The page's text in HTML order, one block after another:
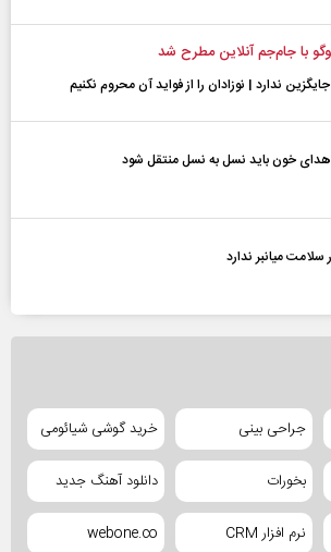
با جام‌جم آنلاین مطرح شد
ندارد | نوزادان را از فواید آن محروم نکنیم
خون باید نسل به نسل منتقل شود
میانبر ندارد
جراحی بینی خرید گوشی شیائومی
بخورات دانلود آهنگ جدید
نرم افزار CRM webone.co